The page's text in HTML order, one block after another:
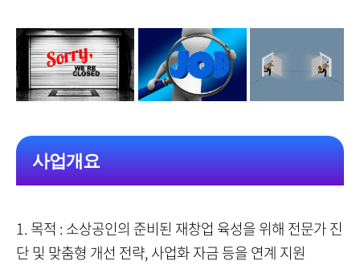
사업개요
1. 목적 : 소상공인의 준비된 재창업 육성을 위해 전문가 진
단 및 맞춤형 개선 전략, 사업화 자금 등을 연계 지원